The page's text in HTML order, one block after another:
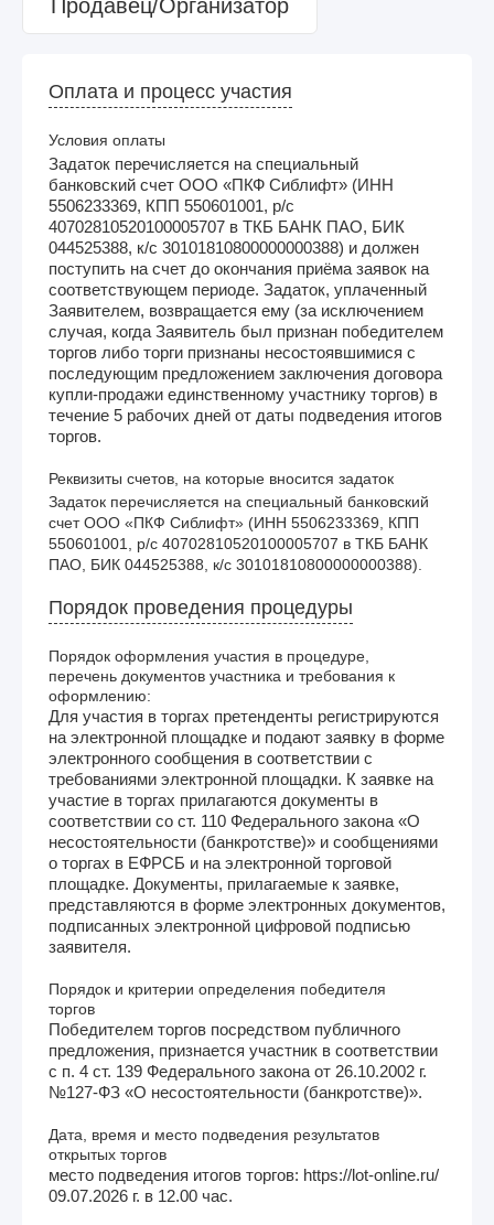
Продавец/Организатор
Оплата и процесс участия
Условия оплаты
Задаток перечисляется на специальный
банковский счет ООО «ПКФ Сиблифт» (ИНН
5506233369, КПП 550601001, р/с
40702810520100005707 в ТКБ БАНК ПАО, БИК
044525388, к/с 30101810800000000388) и должен
поступить на счет до окончания приёма заявок на
соответствующем периоде. Задаток, уплаченный
Заявителем, возвращается ему (за исключением
случая, когда Заявитель был признан победителем
торгов либо торги признаны несостоявшимися с
последующим предложением заключения договора
купли-продажи единственному участнику торгов) в
течение 5 рабочих дней от даты подведения итогов
торгов.
Реквизиты счетов, на которые вносится задаток
Задаток перечисляется на специальный банковский
счет ООО «ПКФ Сиблифт» (ИНН 5506233369, КПП
550601001, р/с 40702810520100005707 в ТКБ БАНК
ПАО, БИК 044525388, к/с 30101810800000000388).
Порядок проведения процедуры
Порядок оформления участия в процедуре,
перечень документов участника и требования к
оформлению:
Для участия в торгах претенденты регистрируются
на электронной площадке и подают заявку в форме
электронного сообщения в соответствии с
требованиями электронной площадки. К заявке на
участие в торгах прилагаются документы в
соответствии со ст. 110 Федерального закона «О
несостоятельности (банкротстве)» и сообщениями
о торгах в ЕФРСБ и на электронной торговой
площадке. Документы, прилагаемые к заявке,
представляются в форме электронных документов,
подписанных электронной цифровой подписью
заявителя.
Порядок и критерии определения победителя
торгов
Победителем торгов посредством публичного
предложения, признается участник в соответствии
с п. 4 ст. 139 Федерального закона от 26.10.2002 г.
№127-ФЗ «О несостоятельности (банкротстве)».
Дата, время и место подведения результатов
открытых торгов
место подведения итогов торгов: https://lot-online.ru/
09.07.2026 г. в 12.00 час.